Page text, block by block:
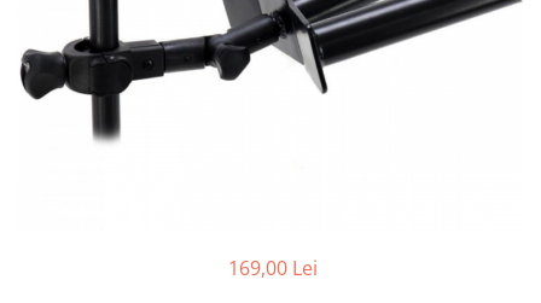
169,00 Lei